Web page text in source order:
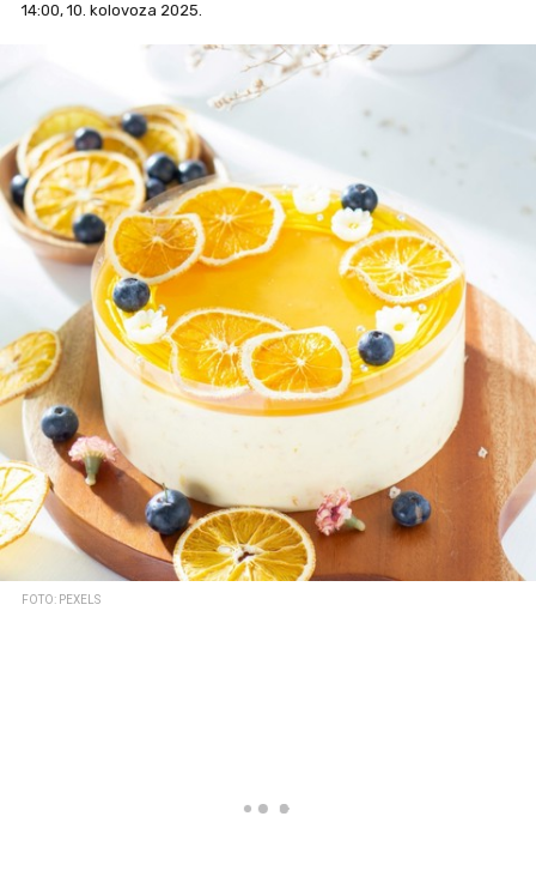
14:00, 10. kolovoza 2025.
FOTO: PEXELS